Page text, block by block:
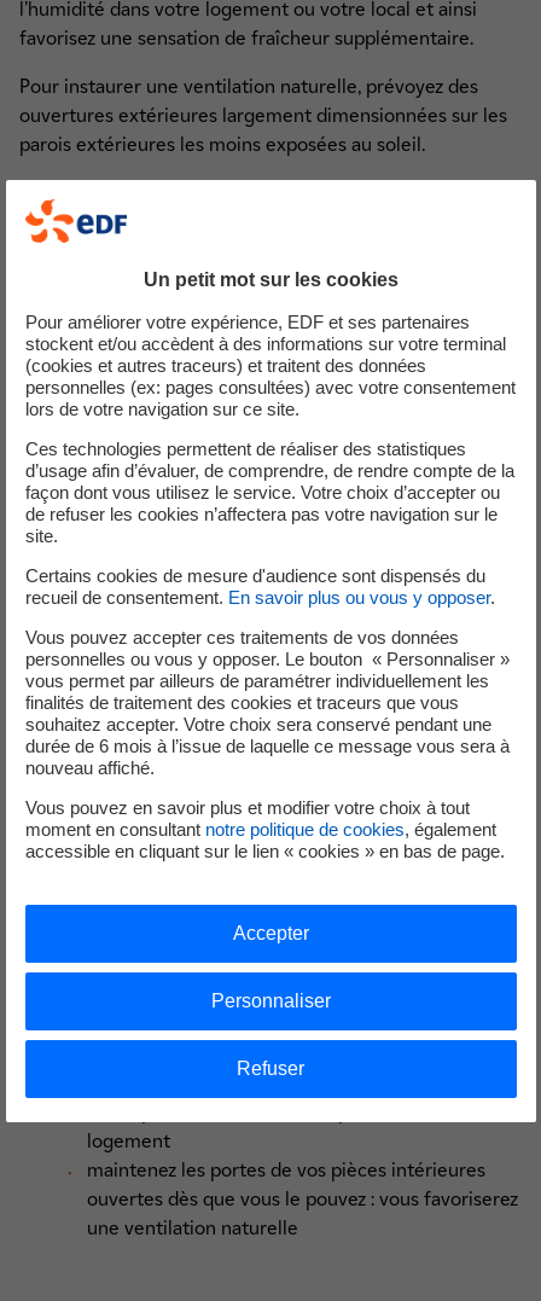
l’humidité dans votre logement ou votre local et ainsi
favorisez une sensation de fraîcheur supplémentaire.
Pour instaurer une ventilation naturelle, prévoyez des
ouvertures extérieures largement dimensionnées sur les
parois extérieures les moins exposées au soleil.
portes et fenêtres.
Dans les pièces de vie (séjour, salon, chambres), favorisez
de panneaux coulissants pour séparer la cuisine de
votre séjour
de claustras ou impostes sur les cloisons de
Végétalisez votre extérieur !
Évitez les surfaces carrelées ou bétonnées aux abords des
pièces de vie de la maison ou de votre local. Elles
provoquent un échauffement de l’air qui pénètre dans la
maison ou votre local.
Privilégiez des plantations (pelouses, arbustes ou fleurs)
les 3/4 de la périphérie de votre maison ou de votre local.
De bonnes habitudes qui ne vous
coûtent rien !
logement
maintenez les portes de vos pièces intérieures
ouvertes dès que vous le pouvez : vous favoriserez
une ventilation naturelle
Un petit mot sur les cookies
Pour améliorer votre expérience, EDF et ses partenaires
stockent et/ou accèdent à des informations sur votre terminal
(cookies et autres traceurs) et traitent des données
personnelles (ex: pages consultées) avec votre consentement
lors de votre navigation sur ce site.
Ces technologies permettent de réaliser des statistiques
d’usage afin d’évaluer, de comprendre, de rendre compte de la
façon dont vous utilisez le service. Votre choix d’accepter ou
de refuser les cookies n’affectera pas votre navigation sur le
site.
Certains cookies de mesure d'audience sont dispensés du
recueil de consentement. En savoir plus ou vous y opposer.
Vous pouvez accepter ces traitements de vos données
personnelles ou vous y opposer. Le bouton « Personnaliser »
vous permet par ailleurs de paramétrer individuellement les
finalités de traitement des cookies et traceurs que vous
souhaitez accepter. Votre choix sera conservé pendant une
durée de 6 mois à l’issue de laquelle ce message vous sera à
nouveau affiché.
Vous pouvez en savoir plus et modifier votre choix à tout
moment en consultant notre politique de cookies, également
accessible en cliquant sur le lien « cookies » en bas de page.
Refuser
Personnaliser
Accepter